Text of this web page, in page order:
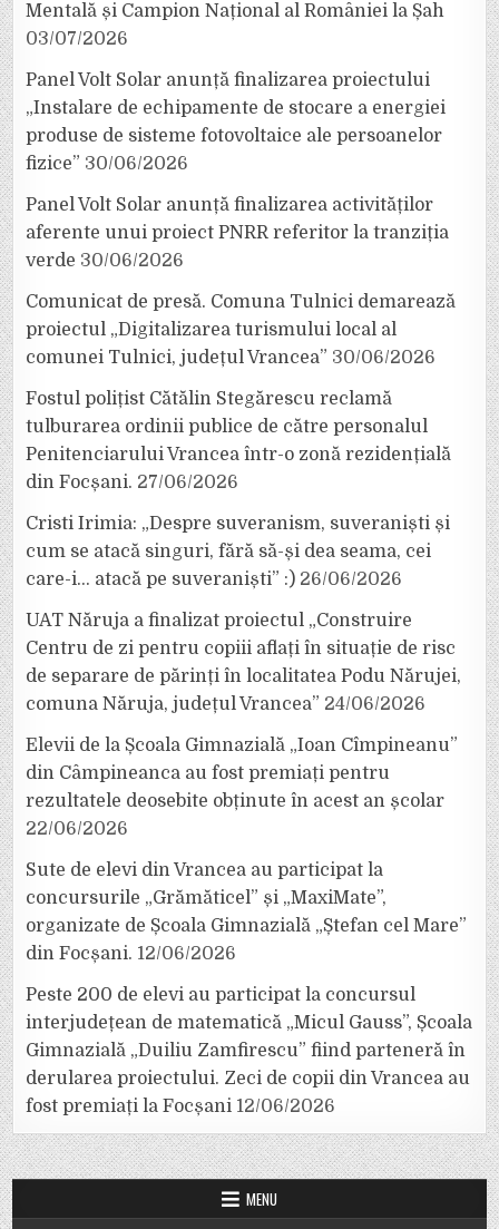
Mentală și Campion Național al României la Șah
03/07/2026
Panel Volt Solar anunță finalizarea proiectului
„Instalare de echipamente de stocare a energiei
produse de sisteme fotovoltaice ale persoanelor
fizice” 30/06/2026
Panel Volt Solar anunță finalizarea activităților
aferente unui proiect PNRR referitor la tranziția
verde 30/06/2026
Comunicat de presă. Comuna Tulnici demarează
proiectul „Digitalizarea turismului local al
comunei Tulnici, județul Vrancea” 30/06/2026
Fostul polițist Cătălin Stegărescu reclamă
tulburarea ordinii publice de către personalul
Penitenciarului Vrancea într-o zonă rezidențială
din Focșani. 27/06/2026
Cristi Irimia: „Despre suveranism, suveraniști și
cum se atacă singuri, fără să-și dea seama, cei
care-i… atacă pe suveraniști” :) 26/06/2026
UAT Năruja a finalizat proiectul „Construire
Centru de zi pentru copiii aflați în situație de risc
de separare de părinți în localitatea Podu Nărujei,
comuna Năruja, județul Vrancea” 24/06/2026
Elevii de la Școala Gimnazială „Ioan Cîmpineanu”
din Câmpineanca au fost premiați pentru
rezultatele deosebite obținute în acest an școlar
22/06/2026
Sute de elevi din Vrancea au participat la
concursurile „Grămăticel” și „MaxiMate”,
organizate de Școala Gimnazială „Ștefan cel Mare”
din Focșani. 12/06/2026
Peste 200 de elevi au participat la concursul
interjudețean de matematică „Micul Gauss”, Școala
Gimnazială „Duiliu Zamfirescu” fiind parteneră în
derularea proiectului. Zeci de copii din Vrancea au
fost premiați la Focșani 12/06/2026
MENU